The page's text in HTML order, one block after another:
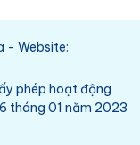
- Website:
phép hoạt động
tháng 01 năm 2023